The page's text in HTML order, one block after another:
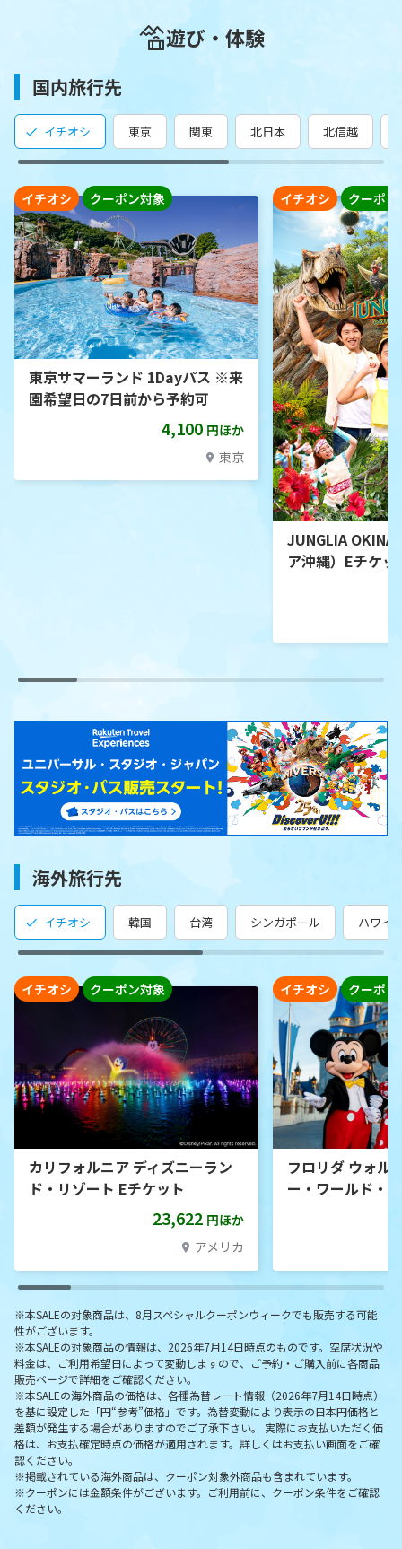
遊び・体験
国内旅行先
イチオシ 東京 関東 北日本 北信越
東京サマーランド 1Dayパス ※来
園希望日の7日前から予約可
4,100 円ほか
東京
イチオシ クーポン対象
JUNGLIA
ア沖縄）Eチケッ
イチオシ クーポ
海外旅行先
イチオシ 韓国 台湾 シンガポール ハワイ
カリフォルニア ディズニーラン
ド・リゾート Eチケット
23,622 円ほか
アメリカ
イチオシ クーポン対象
フロリダ ウォル
ー・ワールド・
イチオシ クーポ
※本SALEの対象商品は、8月スペシャルクーポンウィークでも販売する可能
性がございます。
※本SALEの対象商品の情報は、2026年7月14日時点のものです。空席状況や
料金は、ご利用希望日によって変動しますので、ご予約・ご購入前に各商品
販売ページで詳細をご確認ください。
※本SALEの海外商品の価格は、各種為替レート情報（2026年7月14日時点）
を基に設定した「円“参考”価格」です。為替変動により表示の日本円価格と
差額が発生する場合がありますのでご了承下さい。 実際にお支払いただく価
格は、お支払確定時点の価格が適用されます。詳しくはお支払い画面をご確
認ください。
※掲載されている海外商品は、クーポン対象外商品も含まれています。
※クーポンには金額条件がございます。ご利用前に、クーポン条件をご確認
ください。